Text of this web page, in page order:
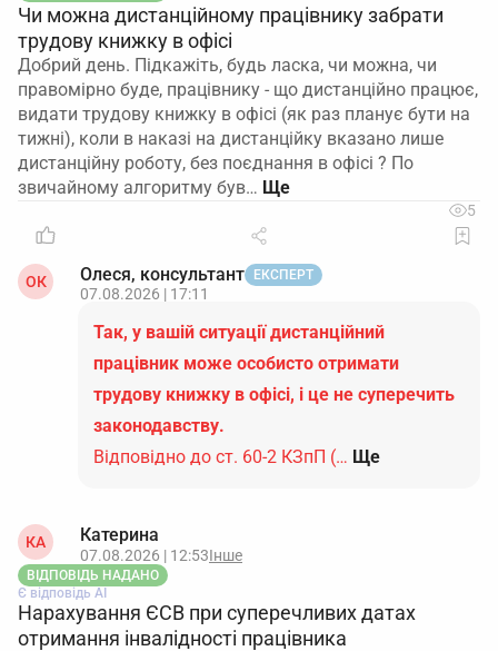
Чи можна дистанційному працівнику забрати
трудову книжку в офісі
Добрий день. Підкажіть, будь ласка, чи можна, чи
правомірно буде, працівнику - що дистанційно працює,
видати трудову книжку в офісі (як раз планує бути на
тижні), коли в наказі на дистанційку вказано лише
дистанційну роботу, без поєднання в офісі ? По
звичайному алгоритму був…
5
ОК Олеся, консультант ЕКСПЕРТ
07.08.2026 | 17:11
Так, у вашій ситуації дистанційний
працівник може особисто отримати
трудову книжку в офісі, і це не суперечить
законодавству.
Відповідно до ст. 60-2 КЗпП (… Ще
КА Катерина
07.08.2026 | 12:53Інше
ВІДПОВІДЬ НАДАНО
Є відповідь АІ
Нарахування ЄСВ при суперечливих датах
отримання інвалідності працівника